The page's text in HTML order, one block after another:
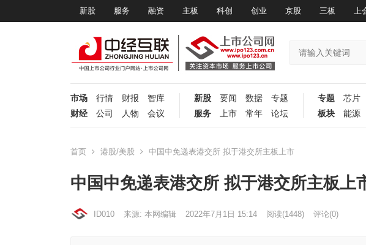
新股 服务 融资 主板 科创 创业 京股 三板 上
市场 行情 财报
智库
财经
公司 人物 会议
新股 要闻 数据
专题
服务
上市 常年 论坛
专题 芯片
板块
能源
首页 港股/美股 中国中免递表港交所 拟于港交所主板上市
中国中免递表港交所 拟于港交所主板上
ID010 来源: 本网编辑 2022年7月1日 15:14 阅读(1448) 评论(0)